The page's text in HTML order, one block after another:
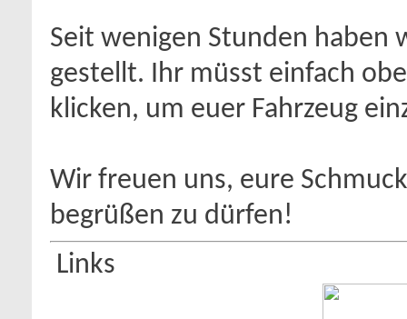
Seit wenigen Stunden haben
gestellt. Ihr müsst einfach
klicken, um euer Fahrzeug
Wir freuen uns, eure
begrüßen zu dürfen!
Links